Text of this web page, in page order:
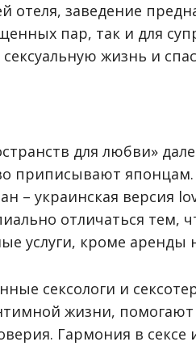
отеля, заведение
пар, так и для
жизнь и
для любви»
приписывают
– украинская версия
отличаться тем,
услуги, кроме аренды
сексологи и
жизни,
Гармония в